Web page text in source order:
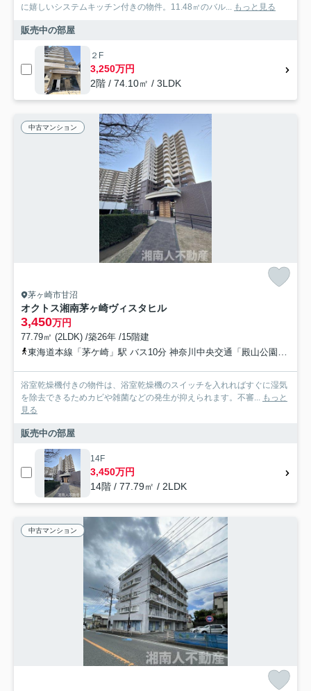
に嬉しいシステムキッチン付きの物件。11.48㎡のバル...
もっと見る
販売中の部屋
２F
3,250万円
2階 / 74.10㎡ / 3LDK
中古マンション
茅ヶ崎市甘沼
オクトス湘南茅ヶ崎ヴィスタヒル
3,450万円
77.79㎡ (2LDK) /築26年 /15階建
東海道本線「茅ケ崎」駅 バス10分 神奈川中央交通「殿山公園前」 停歩1分
浴室乾燥機付きの物件は、浴室乾燥機のスイッチを入れればすぐに湿気
を除去できるためカビや雑菌などの発生が抑えられます。不審...
もっと
見る
販売中の部屋
14F
3,450万円
14階 / 77.79㎡ / 2LDK
中古マンション